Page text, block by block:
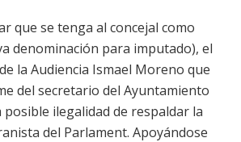
que se tenga al concejal como
denominación para imputado), el
la Audiencia Ismael Moreno que
del secretario del Ayuntamiento
posible ilegalidad de respaldar la
del Parlament. Apoyándose